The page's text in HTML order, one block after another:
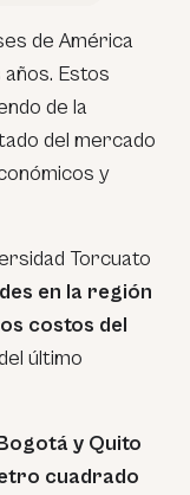
de América
Estos
de la
del mercado
y
Torcuato
en la región
costos del
último
y Quito
cuadrado